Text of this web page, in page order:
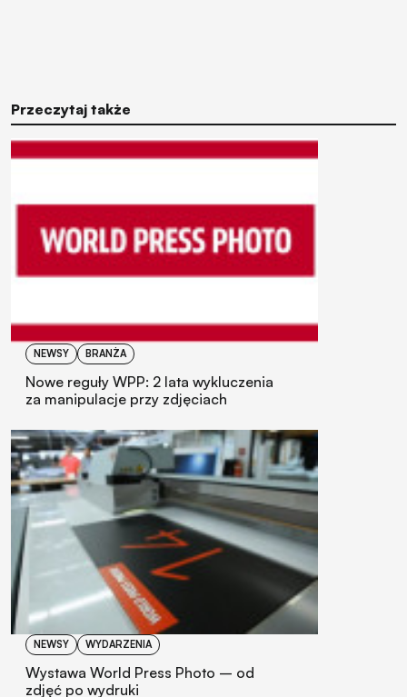
Przeczytaj także
NEWSY BRANŻA
Nowe reguły WPP: 2 lata wykluczenia
za manipulacje przy zdjęciach
NEWSY WYDARZENIA
Wystawa World Press Photo – od
zdjęć po wydruki